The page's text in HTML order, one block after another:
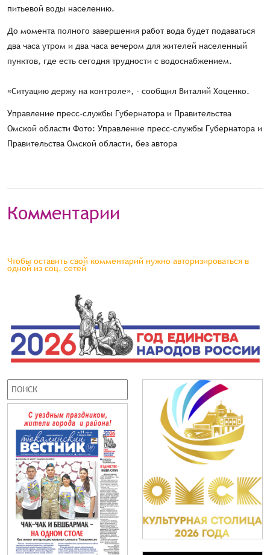
питьевой воды населению.
До момента полного завершения работ вода будет подаваться
два часа утром и два часа вечером для жителей населенный
пунктов, где есть сегодня трудности с водоснабжением.
«Ситуацию держу на контроле», - сообщил Виталий Хоценко.
Управление пресс-службы Губернатора и Правительства
Омской области Фото: Управление пресс-службы Губернатора и
Правительства Омской области, без автора
Комментарии
Чтобы оставить свой комментарий нужно авторизироваться в
одной из соц. сетей